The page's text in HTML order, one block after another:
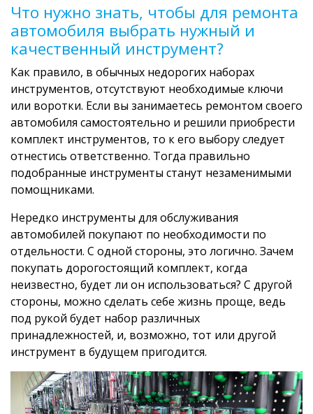
Что нужно знать, чтобы для ремонта
автомобиля выбрать нужный и
качественный инструмент?
Как правило, в обычных недорогих наборах
инструментов, отсутствуют необходимые ключи
или воротки. Если вы занимаетесь ремонтом своего
автомобиля самостоятельно и решили приобрести
комплект инструментов, то к его выбору следует
отнестись ответственно. Тогда правильно
подобранные инструменты станут незаменимыми
помощниками.
Нередко инструменты для обслуживания
автомобилей покупают по необходимости по
отдельности. С одной стороны, это логично. Зачем
покупать дорогостоящий комплект, когда
неизвестно, будет ли он использоваться? С другой
стороны, можно сделать себе жизнь проще, ведь
под рукой будет набор различных
принадлежностей, и, возможно, тот или другой
инструмент в будущем пригодится.